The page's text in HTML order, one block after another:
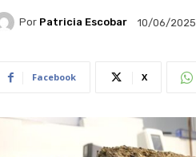
Por Patricia Escobar 10/06/2025
Facebook X